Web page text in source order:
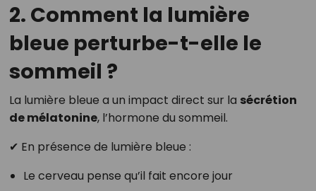
2. Comment la lumière
bleue perturbe-t-elle le
sommeil ?
La lumière bleue a un impact direct sur la sécrétion
de mélatonine, l’hormone du sommeil.
✔ En présence de lumière bleue :
Le cerveau pense qu’il fait encore jour